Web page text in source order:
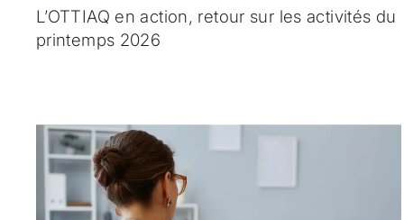
L’OTTIAQ en action, retour sur les activités du
printemps 2026